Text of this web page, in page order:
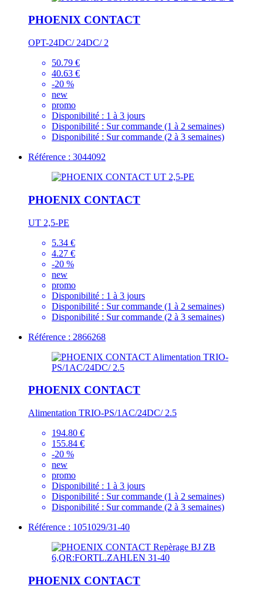
PHOENIX CONTACT
OPT-24DC/ 24DC/ 2
50.79 €
40.63 €
-20 %
new
promo
Disponibilité : 1 à 3 jours
Disponibilité : Sur commande (1 à 2 semaines)
Disponibilité : Sur commande (2 à 3 semaines)
Référence : 3044092
PHOENIX CONTACT
UT 2,5-PE
5.34 €
4.27 €
-20 %
new
promo
Disponibilité : 1 à 3 jours
Disponibilité : Sur commande (1 à 2 semaines)
Disponibilité : Sur commande (2 à 3 semaines)
Référence : 2866268
PHOENIX CONTACT
Alimentation TRIO-PS/1AC/24DC/ 2.5
194.80 €
155.84 €
-20 %
new
promo
Disponibilité : 1 à 3 jours
Disponibilité : Sur commande (1 à 2 semaines)
Disponibilité : Sur commande (2 à 3 semaines)
Référence : 1051029/31-40
PHOENIX CONTACT